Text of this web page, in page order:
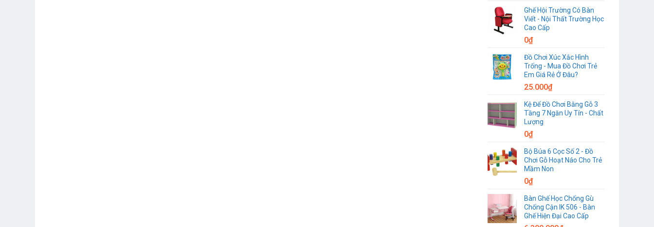
Ghế Hội Trường Có Bàn
Viết - Nội Thất Trường Học
Cao Cấp
0₫
Đồ Chơi Xúc Xắc Hình
Trống - Mua Đồ Chơi Trẻ
Em Giá Rẻ Ở Đâu?
25.000₫
Kệ Để Đồ Chơi Bằng Gỗ 3
Tầng 7 Ngăn Uy Tín - Chất
Lượng
0₫
Bộ Búa 6 Cọc Số 2 - Đồ
Chơi Gỗ Hoạt Náo Cho Trẻ
Mầm Non
0₫
Bàn Ghế Học Chống Gù
Chống Cận IK 506 - Bàn
Ghế Hiện Đại Cao Cấp